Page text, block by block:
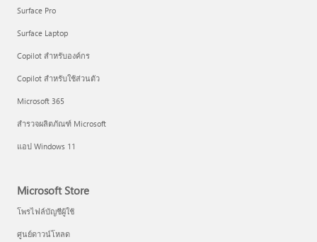
Surface Pro
Surface Laptop
Copilot สำหรับองค์กร
Copilot สำหรับใช้ส่วนตัว
Microsoft 365
สำรวจผลิตภัณฑ์ Microsoft
แอป Windows 11
Microsoft Store
โพรไฟล์บัญชีผู้ใช้
ศูนย์ดาวน์โหลด